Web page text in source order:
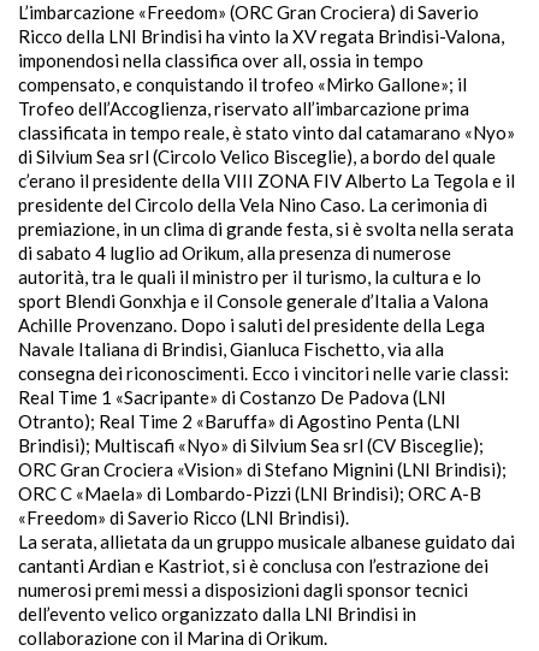
L’imbarcazione «Freedom» (ORC Gran Crociera) di Saverio
Ricco della LNI Brindisi ha vinto la XV regata Brindisi-Valona,
imponendosi nella classifica over all, ossia in tempo
compensato, e conquistando il trofeo «Mirko Gallone»; il
Trofeo dell’Accoglienza, riservato all’imbarcazione prima
classificata in tempo reale, è stato vinto dal catamarano «Nyo»
di Silvium Sea srl (Circolo Velico Bisceglie), a bordo del quale
c’erano il presidente della VIII ZONA FIV Alberto La Tegola e il
presidente del Circolo della Vela Nino Caso. La cerimonia di
premiazione, in un clima di grande festa, si è svolta nella serata
di sabato 4 luglio ad Orikum, alla presenza di numerose
autorità, tra le quali il ministro per il turismo, la cultura e lo
sport Blendi Gonxhja e il Console generale d’Italia a Valona
Achille Provenzano. Dopo i saluti del presidente della Lega
Navale Italiana di Brindisi, Gianluca Fischetto, via alla
consegna dei riconoscimenti. Ecco i vincitori nelle varie classi:
Real Time 1 «Sacripante» di Costanzo De Padova (LNI
Otranto); Real Time 2 «Baruffa» di Agostino Penta (LNI
Brindisi); Multiscafi «Nyo» di Silvium Sea srl (CV Bisceglie);
ORC Gran Crociera «Vision» di Stefano Mignini (LNI Brindisi);
ORC C «Maela» di Lombardo-Pizzi (LNI Brindisi); ORC A-B
«Freedom» di Saverio Ricco (LNI Brindisi).
La serata, allietata da un gruppo musicale albanese guidato dai
cantanti Ardian e Kastriot, si è conclusa con l’estrazione dei
numerosi premi messi a disposizioni dagli sponsor tecnici
dell’evento velico organizzato dalla LNI Brindisi in
collaborazione con il Marina di Orikum.